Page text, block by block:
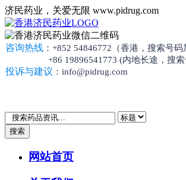
济民药业，关爱无限 www.pidrug.com
咨询热线 ：+852 54846772（香港，搜索号码
+86 19896541773 (内地长途，搜索
投诉与建议 ：info@pidrug.com
搜索
网站首页